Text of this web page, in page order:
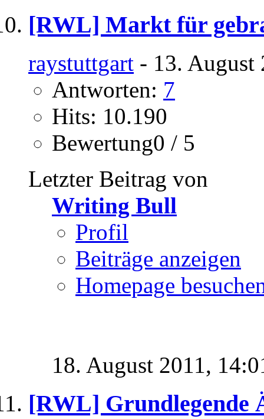
[RWL] Markt für
raystuttgart - 13. August
Antworten: 7
Hits: 10.190
Bewertung0 / 5
Letzter Beitrag von
Writing Bull
Profil
Beiträge anzeigen
Homepage
18. August 2011,
[RWL] Grundlegende